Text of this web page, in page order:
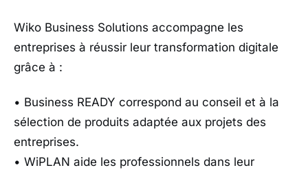
Wiko Business Solutions accompagne les
entreprises à réussir leur transformation digitale
grâce à :
• Business READY correspond au conseil et à la
sélection de produits adaptée aux projets des
entreprises.
• WiPLAN aide les professionnels dans leur